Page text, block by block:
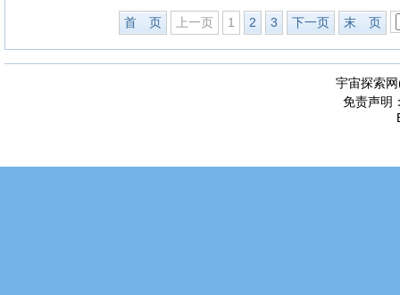
首 页 上一页 1 2 3 下一页 末 页
宇宙探索
免责声明